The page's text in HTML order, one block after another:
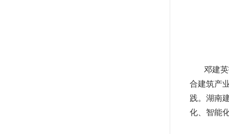
邓建
合建筑产
践。湖南
化、智能